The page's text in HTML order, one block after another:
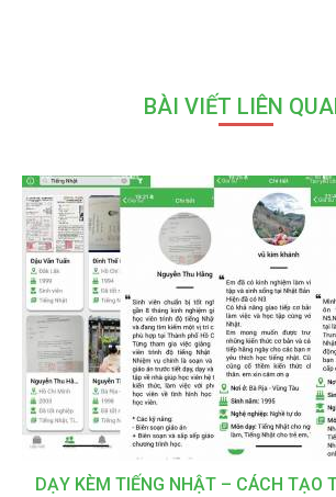
BÀI VIẾT LIÊN
DẠY KÈM TIẾNG NHẬT – CÁCH TẠO